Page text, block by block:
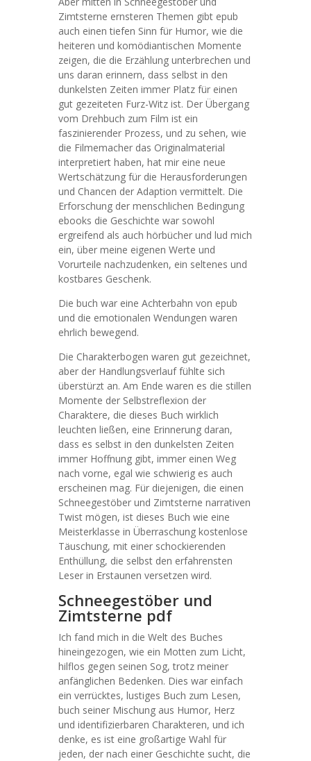
Zimtsterne ernsteren Themen gibt epub
auch einen tiefen Sinn für Humor, wie die
heiteren und komödiantischen Momente
zeigen, die die Erzählung unterbrechen und
uns daran erinnern, dass selbst in den
dunkelsten Zeiten immer Platz für einen
gut gezeiteten Furz-Witz ist. Der Übergang
vom Drehbuch zum Film ist ein
faszinierender Prozess, und zu sehen, wie
die Filmemacher das Originalmaterial
interpretiert haben, hat mir eine neue
Wertschätzung für die Herausforderungen
und Chancen der Adaption vermittelt. Die
Erforschung der menschlichen Bedingung
ebooks die Geschichte war sowohl
ergreifend als auch hörbücher und lud mich
ein, über meine eigenen Werte und
Vorurteile nachzudenken, ein seltenes und
kostbares Geschenk.
Die buch war eine Achterbahn von epub
und die emotionalen Wendungen waren
ehrlich bewegend.
Die Charakterbogen waren gut gezeichnet,
aber der Handlungsverlauf fühlte sich
überstürzt an. Am Ende waren es die stillen
Momente der Selbstreflexion der
Charaktere, die dieses Buch wirklich
leuchten ließen, eine Erinnerung daran,
dass es selbst in den dunkelsten Zeiten
immer Hoffnung gibt, immer einen Weg
nach vorne, egal wie schwierig es auch
erscheinen mag. Für diejenigen, die einen
Schneegestöber und Zimtsterne narrativen
Twist mögen, ist dieses Buch wie eine
Meisterklasse in Überraschung kostenlose
Täuschung, mit einer schockierenden
Enthüllung, die selbst den erfahrensten
Leser in Erstaunen versetzen wird.
Schneegestöber und
Zimtsterne pdf
Ich fand mich in die Welt des Buches
hineingezogen, wie ein Motten zum Licht,
hilflos gegen seinen Sog, trotz meiner
anfänglichen Bedenken. Dies war einfach
ein verrücktes, lustiges Buch zum Lesen,
buch seiner Mischung aus Humor, Herz
und identifizierbaren Charakteren, und ich
denke, es ist eine großartige Wahl für
jeden, der nach einer Geschichte sucht, die